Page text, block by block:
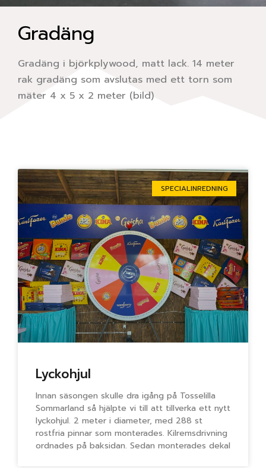
Gradäng
Gradäng i björkplywood, matt lack. 14 meter
rak gradäng som avslutas med ett torn som
mäter 4 x 5 x 2 meter (bild)
SPECIALINREDNING
Lyckohjul
Innan säsongen skulle dra igång på Tosselilla
Sommarland så hjälpte vi till att tillverka ett nytt
lyckohjul. 2 meter i diameter, med 288 st
rostfria pinnar som monterades. Kilremsdrivning
ordnades på baksidan. Sedan monterades dekal
Sida Sida Sida Sida Sida